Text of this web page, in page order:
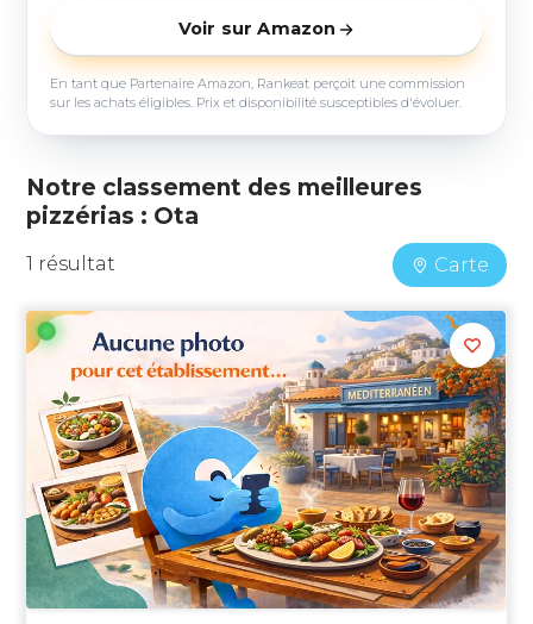
Voir sur Amazon
En tant que Partenaire Amazon, Rankeat perçoit une commission
sur les achats éligibles. Prix et disponibilité susceptibles d'évoluer.
Notre classement des meilleures
pizzérias : Ota
1 résultat Carte